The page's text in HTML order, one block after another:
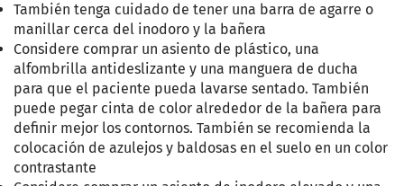
También tenga cuidado de tener una barra de agarre o
manillar cerca del inodoro y la bañera
Considere comprar un asiento de plástico, una
alfombrilla antideslizante y una manguera de ducha
para que el paciente pueda lavarse sentado. También
puede pegar cinta de color alrededor de la bañera para
definir mejor los contornos. También se recomienda la
colocación de azulejos y baldosas en el suelo en un color
contrastante